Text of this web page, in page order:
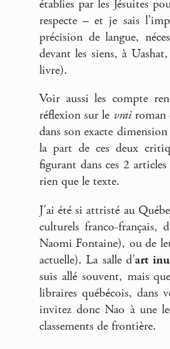
établies par les Jésuites
respecte – et je sais
précision de langue,
devant les siens, à
livre).
Voir aussi les compte
réflexion sur le vrairoman
dans son exacte
la part de ces deux
figurant dans ces 2
rien que le texte.
J’ai été si attristé au
culturels franco-
Naomi Fontaine), ou de
actuelle). La salle d’art
suis allé souvent, mais
libraires québécois, dans
invitez donc Nao à une
classements de frontière.